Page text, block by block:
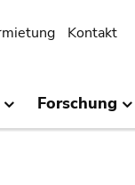
Kontakt
Forschung